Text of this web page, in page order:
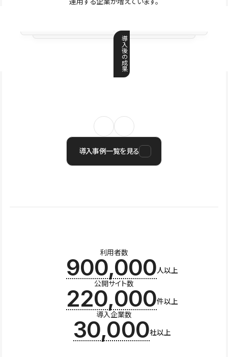
導
入
後
の
成
果
導入事例一覧を見る
利用者数
900,000人以上
公開サイト数
220,000件以上
導入企業数
30,000社以上